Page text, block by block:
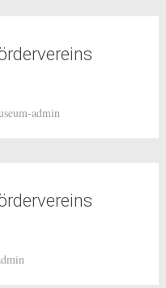
admin